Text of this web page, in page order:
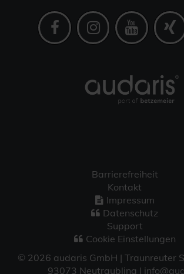
Barrierefreiheit
Kontakt
Impressum
Datenschutz
Support
Cookie Einstellungen
© 2026 audaris GmbH | Traunreuter
93073 Neutraubling |